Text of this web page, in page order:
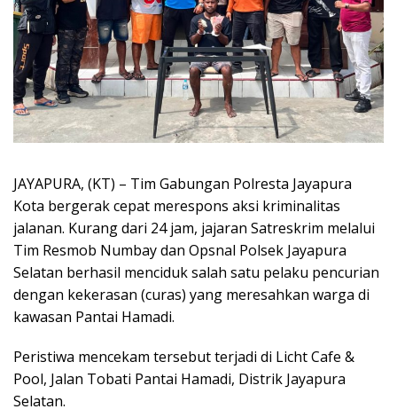
JAYAPURA, (KT) – Tim Gabungan Polresta Jayapura
Kota bergerak cepat merespons aksi kriminalitas
jalanan. Kurang dari 24 jam, jajaran Satreskrim melalui
Tim Resmob Numbay dan Opsnal Polsek Jayapura
Selatan berhasil menciduk salah satu pelaku pencurian
dengan kekerasan (curas) yang meresahkan warga di
kawasan Pantai Hamadi.
Peristiwa mencekam tersebut terjadi di Licht Cafe &
Pool, Jalan Tobati Pantai Hamadi, Distrik Jayapura
Selatan.